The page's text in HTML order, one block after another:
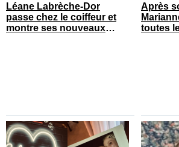
Léane Labrèche-Dor
passe chez le coiffeur et
montre ses nouveaux
Après
toutes